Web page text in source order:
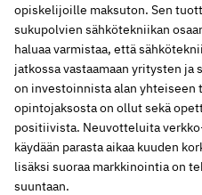
opiskelijoille maksuton. Sen
sukupolvien sähkötekniikan
haluaa varmistaa, että
jatkossa vastaamaan yritysten
on investoinnista alan yhteiseen
opintojaksosta on ollut sekä
positiivista. Neuvotteluita
käydään parasta aikaa kuuden
lisäksi suoraa markkinointia on
suuntaan.